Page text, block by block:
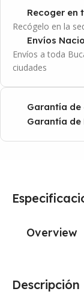
Recoger en
Recógelo en la
Envíos
Envíos a toda
ciudades
Garantía de
Garantía de
Descripción
Overview